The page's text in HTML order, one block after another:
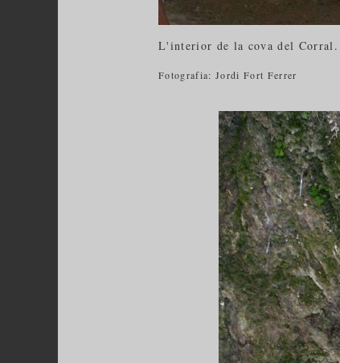
L'interior de la cova del Corral.
Fotografia: Jordi Fort Ferrer